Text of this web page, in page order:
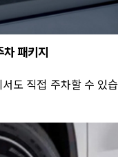
차 패키지
도 직접 주차할 수 있습